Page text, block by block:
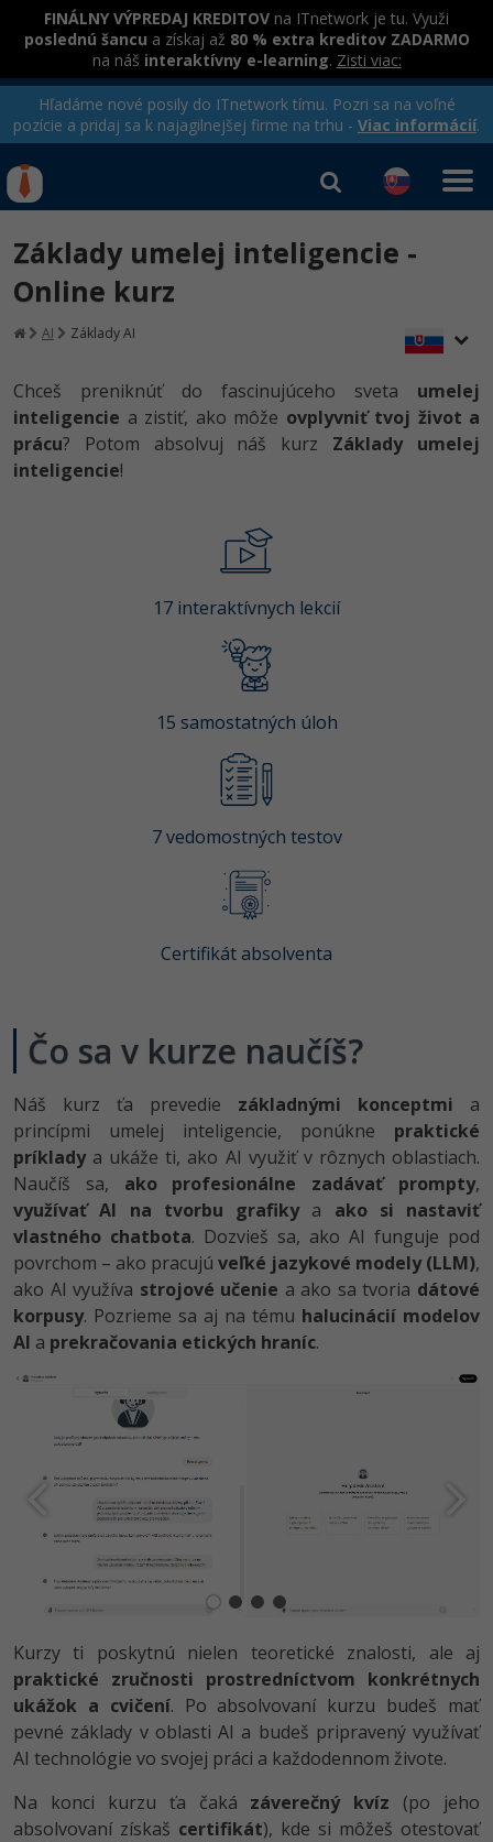
FINÁLNY VÝPREDAJ KREDITOV na ITnetwork je tu. Využi
poslednú šancu a získaj až 80 % extra kreditov ZADARMO
na náš interaktívny e-learning. Zisti viac:
Hľadáme nové posily do ITnetwork tímu. Pozri sa na voľné
pozície a pridaj sa k najagilnejšej firme na trhu - Viac informácií.
Rekvalifikačné kurzy
hradené úradom práce
IT e-learning
Kurzy programovania
Java -80%
C# .NET
-80%
-80%
Algoritmy
Pre deti
Viac
Fórum
Kurzy e-commerce
Testovanie softvéru
Marketing
SEO -30%
UX
Copywriting -30%
MS Office -80%
Google Dokumenty
Time management
HTML/CSS
Photoshop
Adobe Illustrator
Adobe Lightroom
-15%
Adobe InDesign -25%
Adobe After Effects
Blender -80%
Inkscape
Príbehy absolventov
Médiá
Kariéra
Prihlásiť sa| Registrovať
Základy umelej inteligencie -
Online kurz
AI Základy AI
Chceš preniknúť do fascinujúceho sveta umelej
inteligencie a zistiť, ako môže ovplyvniť tvoj život a
prácu? Potom absolvuj náš kurz Základy umelej
inteligencie!
17 interaktívnych lekcií
15 samostatných úloh
7 vedomostných testov
Certifikát absolventa
Čo sa v kurze naučíš?
Náš kurz ťa prevedie základnými konceptmi a
princípmi umelej inteligencie, ponúkne praktické
príkladya ukáže ti, ako AI využiť v rôznych oblastiach.
Naučíš sa, ako profesionálne zadávať prompty,
využívať AI na tvorbu grafikya ako si nastaviť
vlastného chatbota. Dozvieš sa, ako AI funguje pod
povrchom – ako pracujú veľké jazykové modely (LLM),
ako AI využíva strojové učenie a ako sa tvoria dátové
korpusy. Pozrieme sa aj na tému halucinácií modelov
AI a prekračovania etických hraníc.
Kurzy ti poskytnú nielen teoretické znalosti, ale aj
praktické zručnosti prostredníctvom konkrétnych
ukážok a cvičení. Po absolvovaní kurzu budeš mať
pevné základy v oblasti AI a budeš pripravený využívať
AI technológie vo svojej práci a každodennom živote.
Na konci kurzu ťa čaká záverečný kvíz (po jeho
absolvovaní získaš certifikát), kde si môžeš otestovať